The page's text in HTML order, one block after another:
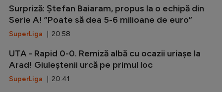
Surpriză: Ștefan Baiaram, propus la o echipă din
Serie A! ”Poate să dea 5-6 milioane de euro”
SuperLiga | 20:58
UTA - Rapid 0-0. Remiză albă cu ocazii uriașe la
Arad! Giuleștenii urcă pe primul loc
SuperLiga | 20:41